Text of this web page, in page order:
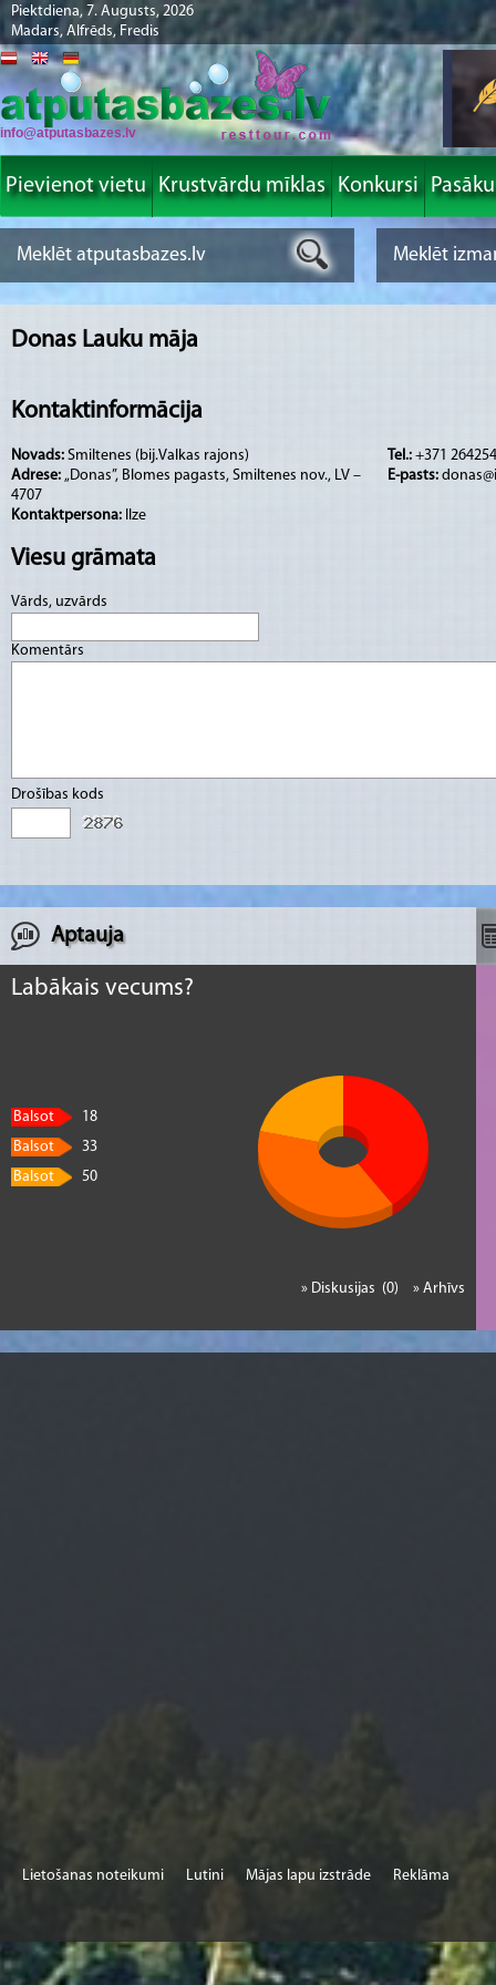
Piektdiena, 7. Augusts, 2026
Madars, Alfrēds, Fredis
info@atputasbazes.lv
Pievienot vietu Krustvārdu mīklas Konkursi
Donas Lauku māja
Kontaktinformācija
Novads: Smiltenes (bij.Valkas rajons)
Adrese: „Donas”, Blomes pagasts, Smiltenes nov., LV –
4707
Kontaktpersona: Ilze
Tel.: +371
E-pasts:
Viesu grāmata
Vārds, uzvārds
Komentārs
Drošības kods
Aptauja
Labākais vecums?
Balsot
18
Balsot
33
Balsot
50
» Arhīvs
» Diskusijas (0)
Lietošanas noteikumi Lutini Mājas lapu izstrāde Reklāma